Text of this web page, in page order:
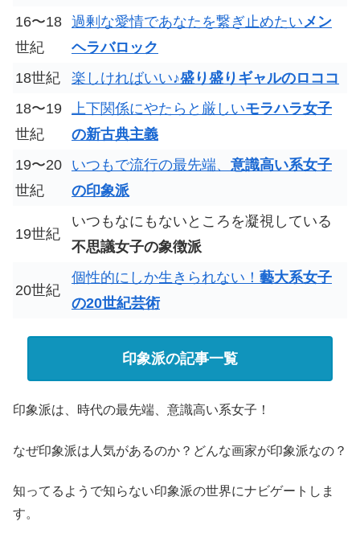
16〜18
世紀
過剰な愛情であなたを繋ぎ止めたい メン
ヘラバロック
18世紀
楽しければいい♪盛り盛りギャルのロココ
18〜19
世紀
上下関係にやたらと厳しいモラハラ女子
の新古典主義
19〜20
世紀
いつもで流行の最先端、 意識高い系女子
の印象派
19世紀
いつもなにもないところを凝視している
不思議女子の象徴派
20世紀
個性的にしか生きられない！ 藝大系女子
の20世紀芸術
印象派の記事一覧
印象派は、時代の最先端、意識高い系女子！
なぜ印象派は人気があるのか？どんな画家が印象派なの？
知ってるようで知らない印象派の世界にナビゲートしま
す。